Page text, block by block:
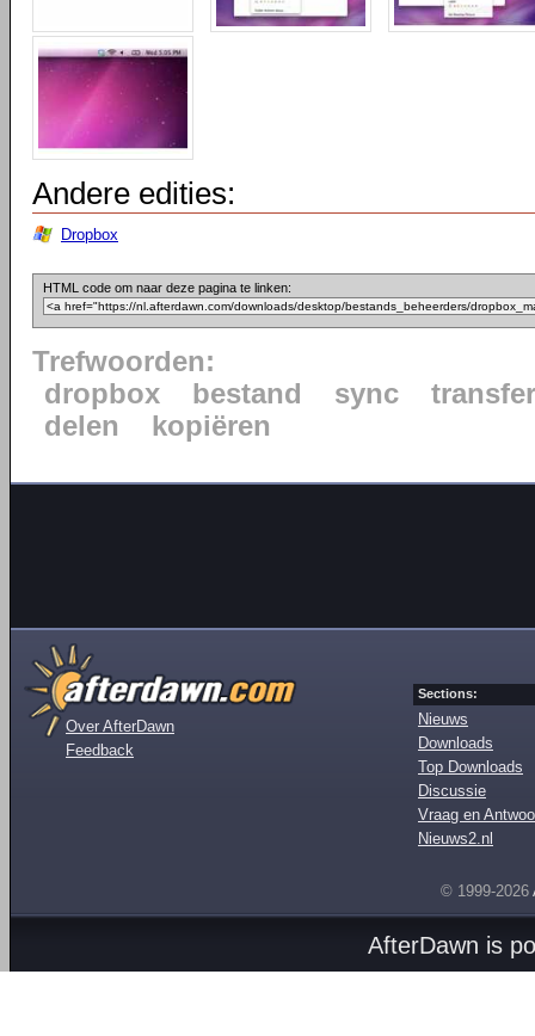
Andere edities:
Dropbox
HTML code om naar deze pagina te linken:
Trefwoorden:
dropbox
bestand sync
transfer
delen
kopiëren
Over AfterDawn
Feedback
Sections:
Nieuws
Downloads
Top Downloads
Discussie
Vraag en
Nieuws2.nl
© 1999-2026
AfterDawn is